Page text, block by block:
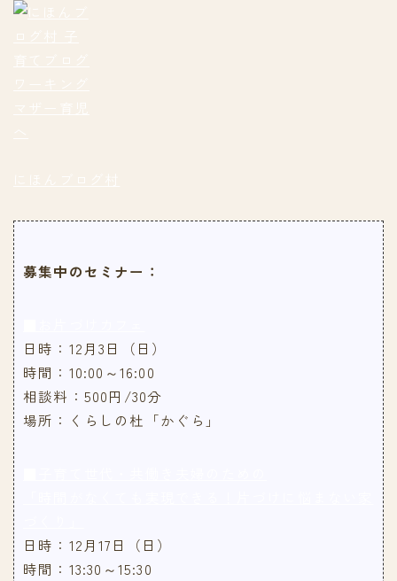
募集中のセミナー：
日時：12月3日（日）
時間：10:00～16:00
相談料：500円/30分
場所：くらしの杜「かぐら」
日時：12月17日（日）
時間：13:30～15:30